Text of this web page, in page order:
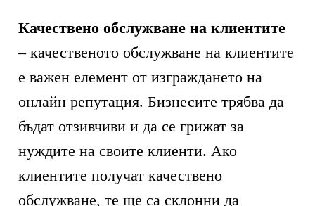
Качествено обслужване на клиентите
– качественото обслужване на клиентите
е важен елемент от изграждането на
онлайн репутация. Бизнесите трябва да
бъдат отзивчиви и да се грижат за
нуждите на своите клиенти. Ако
клиентите получат качествено
обслужване, те ще са склонни да